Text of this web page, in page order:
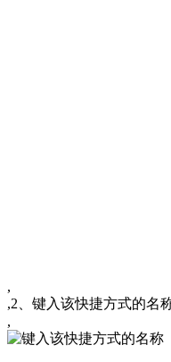
,
,2、键入该快捷方式的名
,